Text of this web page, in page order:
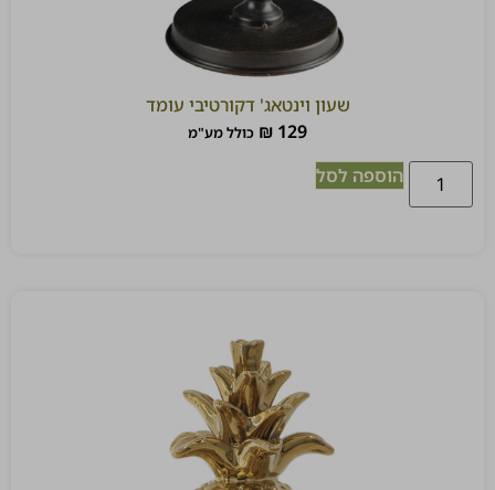
שעון וינטאג' דקורטיבי עומד
₪ 129 כולל מע"מ
הוספה לסל